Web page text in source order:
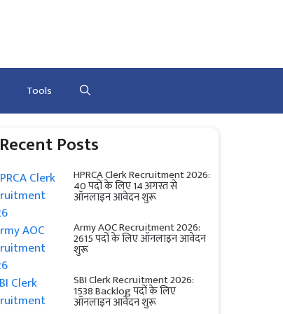
Tools
Recent Posts
HPRCA Clerk Recruitment 2026:
40 पदों के लिए 14 अगस्त से
ऑनलाइन आवेदन शुरू
Army AOC Recruitment 2026:
2615 पदों के लिए ऑनलाइन आवेदन
शुरू
SBI Clerk Recruitment 2026:
1538 Backlog पदों के लिए
ऑनलाइन आवेदन शुरू